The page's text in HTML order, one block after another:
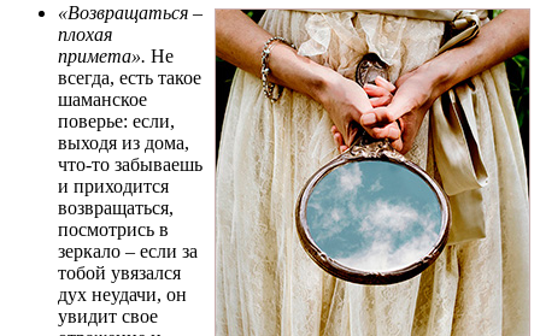
«Возвращаться –
плохая
примета». Не
всегда, есть такое
шаманское
поверье: если,
выходя из дома,
что-то забываешь
и приходится
возвращаться,
посмотрись в
зеркало – если за
тобой увязался
дух неудачи, он
увидит свое